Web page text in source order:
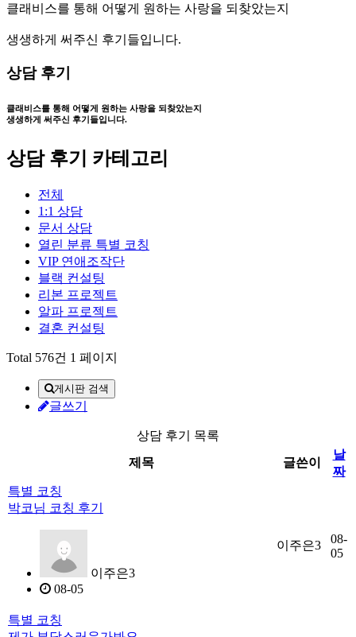
클래 비 스를 통해 어 떻게 원하는 사랑을 되 찾았는지
생생하게 써 주신 후기 들입니 다.
상담 후기
클래비스를 통해 어떻게 원하는 사랑을 되찾았는지
생생하게 써주신 후기들입니다.
상담 후기 카테고리
전체
1:1 상담
문서 상담
열린 분류 특별 코칭
VIP 연애조작단
블랙 컨설팅
리본 프로젝트
알파 프로젝트
결혼 컨설팅
Total 576건 1 페이지
게시판 검색
글쓰기
상담 후기 목록
제목
글쓴이
날
짜
특별 코칭
박코님 코칭 후기
이주은3
08-05
이주은3
08-
05
특별 코칭